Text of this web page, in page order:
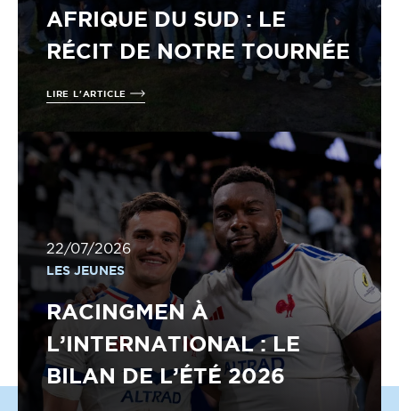
AFRIQUE DU SUD : LE
RÉCIT DE NOTRE TOURNÉE
LIRE L'ARTICLE
22/07/2026
LES JEUNES
RACINGMEN À
L’INTERNATIONAL : LE
BILAN DE L’ÉTÉ 2026